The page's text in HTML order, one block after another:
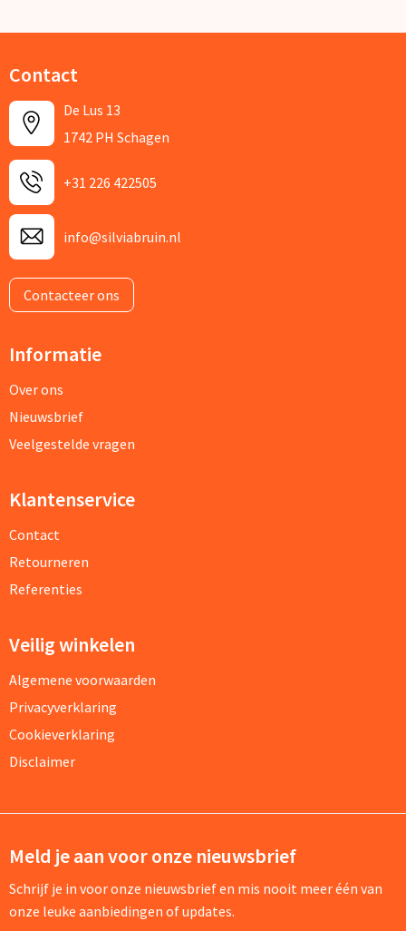
Contact
De Lus 13
1742 PH Schagen
+31 226 422505
info@silviabruin.nl
Contacteer ons
Informatie
Over ons
Nieuwsbrief
Veelgestelde vragen
Klantenservice
Contact
Retourneren
Referenties
Veilig winkelen
Algemene voorwaarden
Privacyverklaring
Cookieverklaring
Disclaimer
Meld je aan voor onze nieuwsbrief
Schrijf je in voor onze nieuwsbrief en mis nooit meer één van
onze leuke aanbiedingen of updates.